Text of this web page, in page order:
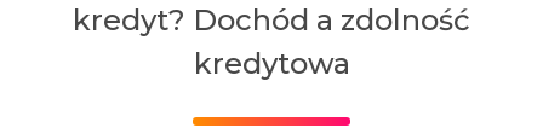
kredyt? Dochód a zdolność
kredytowa